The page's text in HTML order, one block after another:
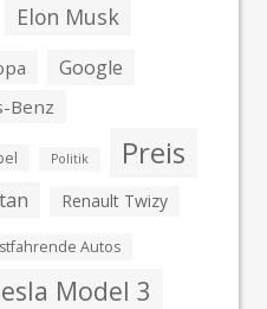
Elon Musk
Google
Benz
Politik Preis
Renault Twizy
Autos
Model 3